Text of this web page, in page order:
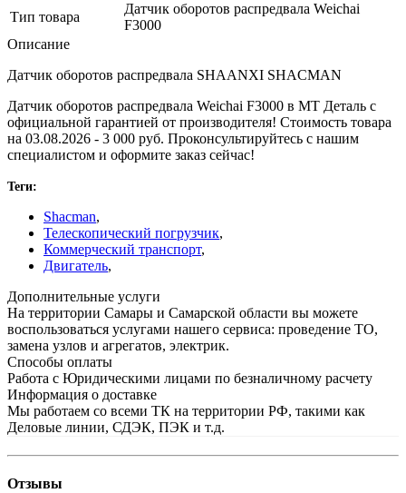
Тип товара
Датчик оборотов распредвала Weichai
F3000
Описание
Датчик оборотов распредвала SHAANXI SHACMAN
Датчик оборотов распредвала Weichai F3000 в МТ Деталь с
официальной гарантией от производителя! Стоимость товара
на 03.08.2026 - 3 000 руб. Проконсультируйтесь с нашим
специалистом и оформите заказ сейчас!
Теги:
Shacman,
Телескопический погрузчик,
Коммерческий транспорт,
Двигатель,
Дополнительные услуги
На территории Самары и Самарской области вы можете
воспользоваться услугами нашего сервиса: проведение ТО,
замена узлов и агрегатов, электрик.
Способы оплаты
Работа с Юридическими лицами по безналичному расчету
Информация о доставке
Мы работаем со всеми ТК на территории РФ, такими как
Деловые линии, СДЭК, ПЭК и т.д.
Отзывы